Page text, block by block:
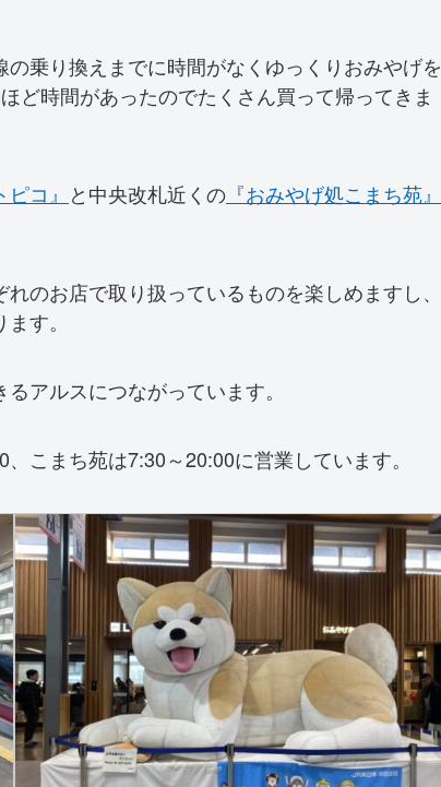
乗り換えまでに時間がなくゆっくりおみやげを
ど時間があったのでたくさん買って帰ってきま
コ』 と中央改札近くの 『おみやげ処こまち苑』
のお店で取り扱っているものを楽しめますし、
す。
アルスにつながっています。
こまち苑は7:30～20:00に営業しています。